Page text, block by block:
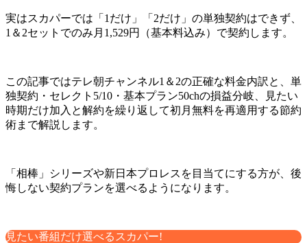
実はスカパーでは「1だけ」「2だけ」の単独契約はできず、
1＆2セットでのみ月1,529円（基本料込み）で契約します。
この記事ではテレ朝チャンネル1＆2の正確な料金内訳と、単
独契約・セレクト5/10・基本プラン50chの損益分岐、見たい
時期だけ加入と解約を繰り返して初月無料を再適用する節約
術まで解説します。
「相棒」シリーズや新日本プロレスを目当てにする方が、後
悔しない契約プランを選べるようになります。
見たい番組だけ選べるスカパー!